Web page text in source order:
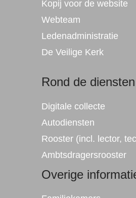
Kopij voor de website
Webteam
Ledenadministratie
DeVeilige Kerk
Rond de diensten
Digitale collecte
Autodiensten
Rooster (incl. lector,
Ambtsdragersrooster
Overige